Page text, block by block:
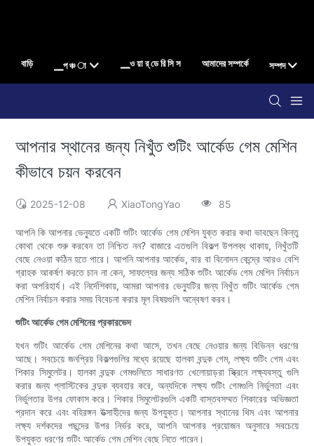
বাড়ি ▁প ঞ্চ া ▁ও য়া র্ ডে রি সি স আমাদের সম্পর্কে সম্পদ
আপনার স্থানের জন্য নিখুঁত শুটিং আর্কেড গেম মেশিন
কীভাবে চয়ন করবেন
2025-12-08 XiaoTongYao 85
আপনি কি আপনার ভেন্যুতে একটি শুটিং আর্কেড গেম মেশিন যুক্ত করার কথা ভাবছেন কিন্তু
কোথা থেকে শুরু করবেন তা নিশ্চিত নন? বাজারে এতগুলি বিকল্প উপলব্ধ থাকায়, নিখুঁতটি
বেছে নেওয়া কঠিন হতে পারে। আপনি আপনার আর্কেড, বার বা বিনোদন কেন্দ্রে আরও বেশি
গ্রাহক আকর্ষণ করতে চান না কেন, সাফল্যের জন্য সঠিক শুটিং আর্কেড গেম মেশিন নির্বাচন
করা অপরিহার্য। এই নির্দেশিকায়, আমরা আপনার ভেন্যুটির জন্য নিখুঁত শুটিং আর্কেড গেম
মেশিন নির্বাচন করার সময় বিবেচনা করার মূল বিষয়গুলি অন্বেষণ করব।
শুটিং আর্কেড গেম মেশিনের প্রকারভেদ
যখন শুটিং আর্কেড গেম মেশিনের কথা আসে, তখন বেছে নেওয়ার জন্য বিভিন্ন ধরণের
আছে। সবচেয়ে জনপ্রিয় বিকল্পগুলির মধ্যে রয়েছে হালকা বন্দুক গেম, লক্ষ্য শুটিং গেম এবং
শিকার সিমুলেটর। হালকা বন্দুক গেমগুলিতে সাধারণত খেলোয়াড়রা স্ক্রিনে লক্ষ্যবস্তু গুলি
করার জন্য প্লাস্টিকের বন্দুক ব্যবহার করে, অন্যদিকে লক্ষ্য শুটিং গেমগুলি নির্ভুলতা এবং
নির্ভুলতার উপর ফোকাস করে। শিকার সিমুলেটরগুলি একটি বাস্তবসম্মত শিকারের অভিজ্ঞতা
প্রদান করে এবং বহিরঙ্গন উত্সাহীদের জন্য উপযুক্ত। আপনার স্থানের থিম এবং আপনার
লক্ষ্য দর্শকদের পছন্দের উপর নির্ভর করে, আপনি আপনার প্রয়োজন অনুসারে সবচেয়ে
উপযুক্ত ধরণের শুটিং আর্কেড গেম মেশিন বেছে নিতে পারেন।